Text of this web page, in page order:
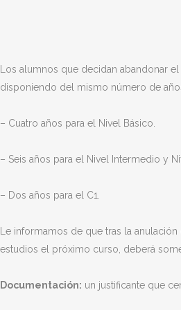
Los alumnos que decidan abandonar
disponiendo del mismo número de
– Cuatro años para el Nivel Básico.
– Seis años para el Nivel Intermedio y
– Dos años para el C1.
Le informamos de que tras la
estudios el próximo curso, deberá
Documentación: un justificante que